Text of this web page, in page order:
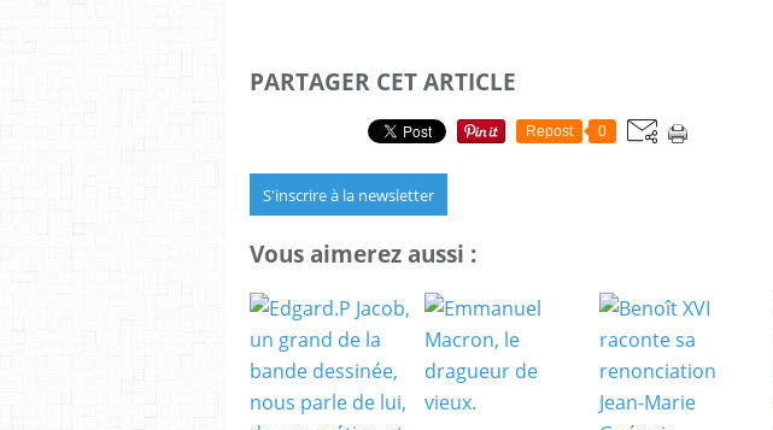
PARTAGER CET ARTICLE
Repost 0
S'inscrire à la newsletter
Vous aimerez aussi :